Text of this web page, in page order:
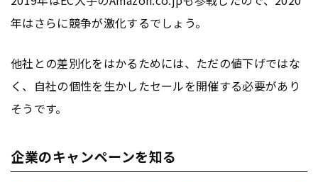
年はさらに競争が激化するでしょう。
他社との差別化をはかるためには、ただの値下げではな
く、自社の個性を生かしたセールを開催する必要があり
そうです。
企業のキャンペーンを知る